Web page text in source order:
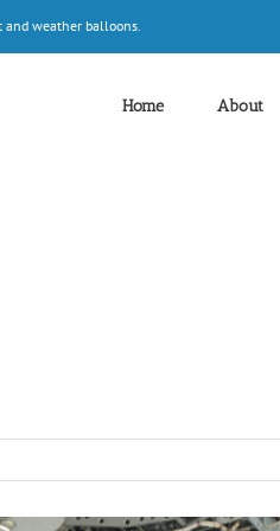
and weather balloons.
Home About